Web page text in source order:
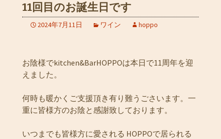
11回目のお誕生日です
2024年7月11日 ワイン hoppo
お陰様でkitchen&BarHOPPOは本日で11周年を迎
えました。
何時も暖かくご支援頂き有り難うごさいます。一
重に皆様方のお陰と感謝致しております。
いつまでも皆様方に愛される HOPPOで居られる